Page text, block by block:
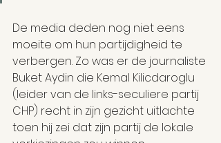
De media deden nog niet eens
moeite om hun partijdigheid te
verbergen. Zo was er de journaliste
Buket Aydin die Kemal Kilicdaroglu
(leider van de links-seculiere partij
CHP) recht in zijn gezicht uitlachte
toen hij zei dat zijn partij de lokale